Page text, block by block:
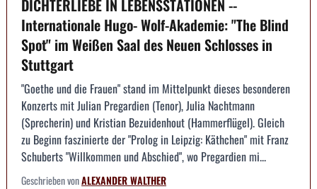
DICHTERLIEBE IN LEBENSSTATIONEN --
Internationale Hugo- Wolf-Akademie: "The Blind
Spot" im Weißen Saal des Neuen Schlosses in
Stuttgart
"Goethe und die Frauen" stand im Mittelpunkt dieses besonderen
Konzerts mit Julian Pregardien (Tenor), Julia Nachtmann
(Sprecherin) und Kristian Bezuidenhout (Hammerflügel). Gleich
zu Beginn faszinierte der "Prolog in Leipzig: Käthchen" mit Franz
Schuberts "Willkommen und Abschied", wo Pregardien mi...
Geschrieben vonALEXANDER WALTHER